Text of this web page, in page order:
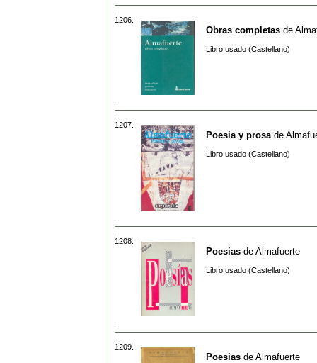
1206.
Obras completas de
Libro usado (Castellano)
1207.
Poesia y prosa de
Libro usado (Castellano)
1208.
Poesias de Almafuerte
Libro usado (Castellano)
1209.
Poesias de Almafuerte